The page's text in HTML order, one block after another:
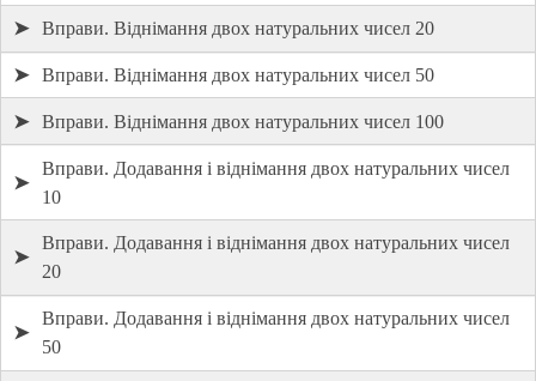
➤ Вправи. Віднімання двох натуральних чисел 20
➤ Вправи. Віднімання двох натуральних чисел 50
➤ Вправи. Віднімання двох натуральних чисел 100
➤
Вправи. Додавання і віднімання двох натуральних чисел
10
➤
Вправи. Додавання і віднімання двох натуральних чисел
20
➤
Вправи. Додавання і віднімання двох натуральних чисел
50